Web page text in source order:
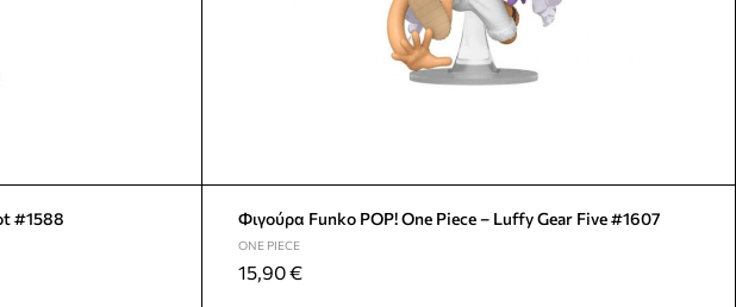
#1588 Φιγούρα Funko POP! One Piece – Luffy Gear Five #1607
ONE PIECE
15,90€